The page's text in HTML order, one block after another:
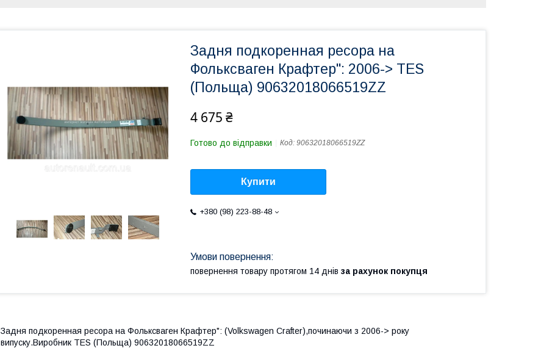
Задня подкоренная ресора на
Фольксваген Крафтер": 2006-> TES
(Польща) 90632018066519ZZ
4 675 ₴
Готово до відправки Код: 90632018066519ZZ
Купити
+380 (98) 223-88-48
повернення товару протягом 14 днів за рахунок покупця
Задня подкоренная ресора на Фольксваген Крафтер": (Volkswagen Crafter),починаючи з 2006-> року
випуску.Виробник TES (Польща) 90632018066519ZZ